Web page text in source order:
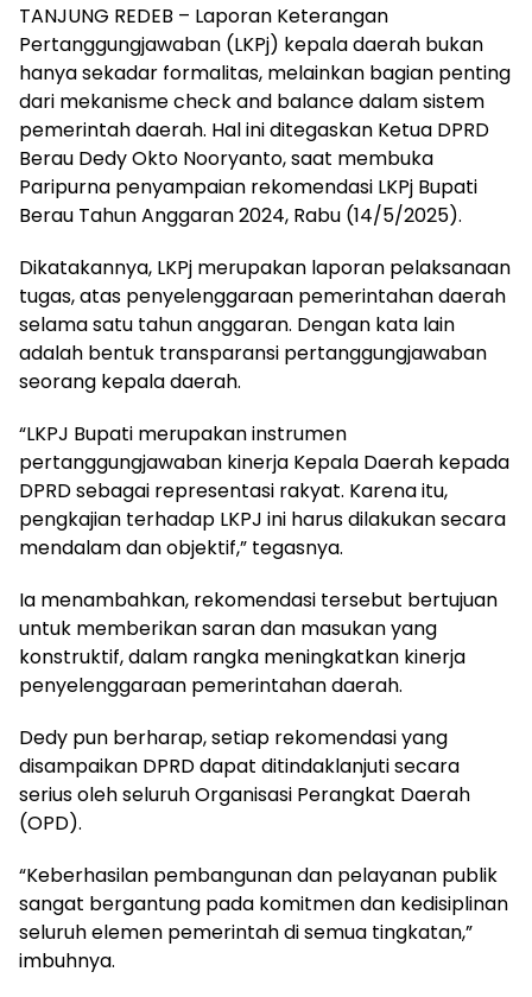
TANJUNG REDEB – Laporan Keterangan
Pertanggungjawaban (LKPj) kepala daerah bukan
hanya sekadar formalitas, melainkan bagian penting
dari mekanisme check and balance dalam sistem
pemerintah daerah. Hal ini ditegaskan Ketua DPRD
Berau Dedy Okto Nooryanto, saat membuka
Paripurna penyampaian rekomendasi LKPj Bupati
Berau Tahun Anggaran 2024, Rabu (14/5/2025).
Dikatakannya, LKPj merupakan laporan pelaksanaan
tugas, atas penyelenggaraan pemerintahan daerah
selama satu tahun anggaran. Dengan kata lain
adalah bentuk transparansi pertanggungjawaban
seorang kepala daerah.
“LKPJ Bupati merupakan instrumen
pertanggungjawaban kinerja Kepala Daerah kepada
DPRD sebagai representasi rakyat. Karena itu,
pengkajian terhadap LKPJ ini harus dilakukan secara
mendalam dan objektif,” tegasnya.
Ia menambahkan, rekomendasi tersebut bertujuan
untuk memberikan saran dan masukan yang
konstruktif, dalam rangka meningkatkan kinerja
penyelenggaraan pemerintahan daerah.
Dedy pun berharap, setiap rekomendasi yang
disampaikan DPRD dapat ditindaklanjuti secara
serius oleh seluruh Organisasi Perangkat Daerah
(OPD).
“Keberhasilan pembangunan dan pelayanan publik
sangat bergantung pada komitmen dan kedisiplinan
seluruh elemen pemerintah di semua tingkatan,”
imbuhnya.